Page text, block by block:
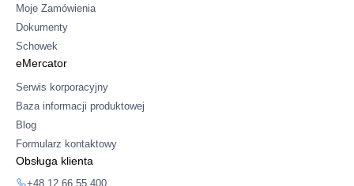
Moje Zamówienia
Dokumenty
Schowek
eMercator
Serwis korporacyjny
Baza informacji produktowej
Blog
Formularz kontaktowy
Obsługa klienta
+48 12 66 55 400